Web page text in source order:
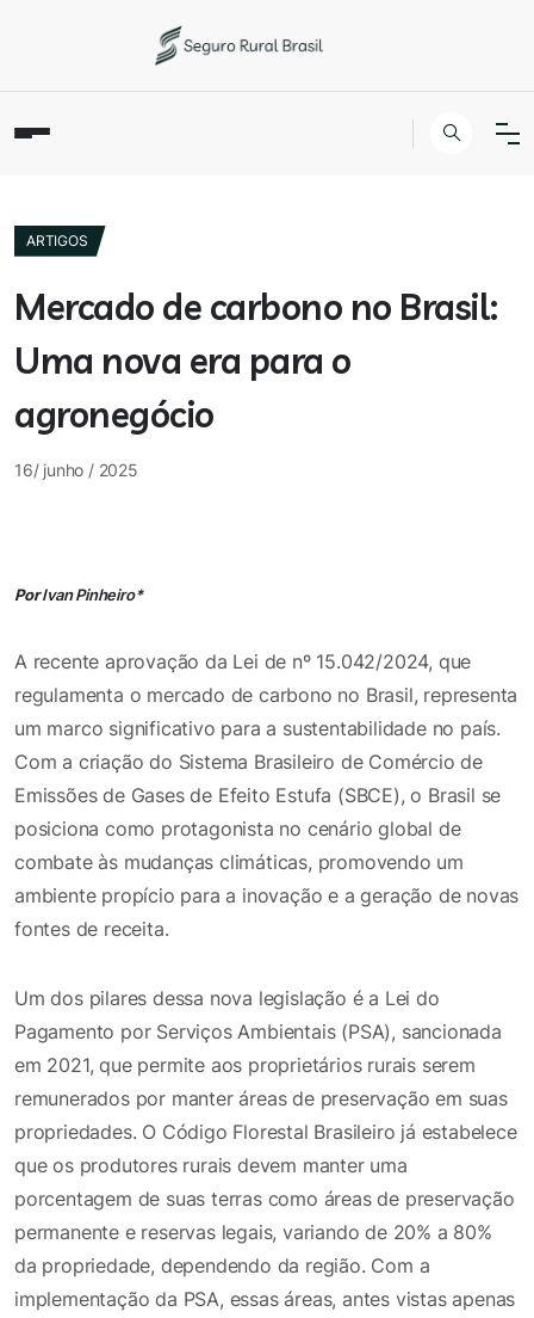
ARTIGOS
Mercado de carbono no Brasil:
Uma nova era para o
agronegócio
16/ junho / 2025
Por Ivan Pinheiro*
A recente aprovação da Lei de nº 15.042/2024, que
regulamenta o mercado de carbono no Brasil, representa
um marco significativo para a sustentabilidade no país.
Com a criação do Sistema Brasileiro de Comércio de
Emissões de Gases de Efeito Estufa (SBCE), o Brasil se
posiciona como protagonista no cenário global de
combate às mudanças climáticas, promovendo um
ambiente propício para a inovação e a geração de novas
fontes de receita.
Um dos pilares dessa nova legislação é a Lei do
Pagamento por Serviços Ambientais (PSA), sancionada
em 2021, que permite aos proprietários rurais serem
remunerados por manter áreas de preservação em suas
propriedades. O Código Florestal Brasileiro já estabelece
que os produtores rurais devem manter uma
porcentagem de suas terras como áreas de preservação
permanente e reservas legais, variando de 20% a 80%
da propriedade, dependendo da região. Com a
implementação da PSA, essas áreas, antes vistas apenas